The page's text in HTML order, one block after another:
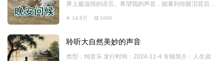
界上最温情的语言。希望我的声音，能看到你眼泪背后的
子成说》
14.8万 1069
聆听大自然美妙的声音
类型：纯音乐 发行时间：2024-11-4 专辑简介：人生就